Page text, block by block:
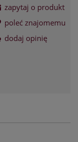
zapytaj o produkt
poleć znajomemu
dodaj opinię